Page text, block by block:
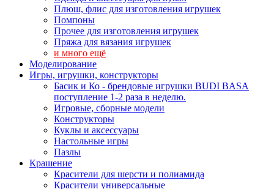
Плюш, флис для изготовления игрушек
Помпоны
Прочее для изготовления игрушек
Пряжа для вязания игрушек
и много ещё
Моделирование
Игры, игрушки, конструкторы
Басик и Ко - брендовые игрушки BUDI BASA
поступление 1-2 раза в неделю.
Игровые, сборные модели
Конструкторы
Куклы и аксессуары
Настольные игры
Пазлы
Крашение
Красители для шерсти и полиамида
Красители универсальные